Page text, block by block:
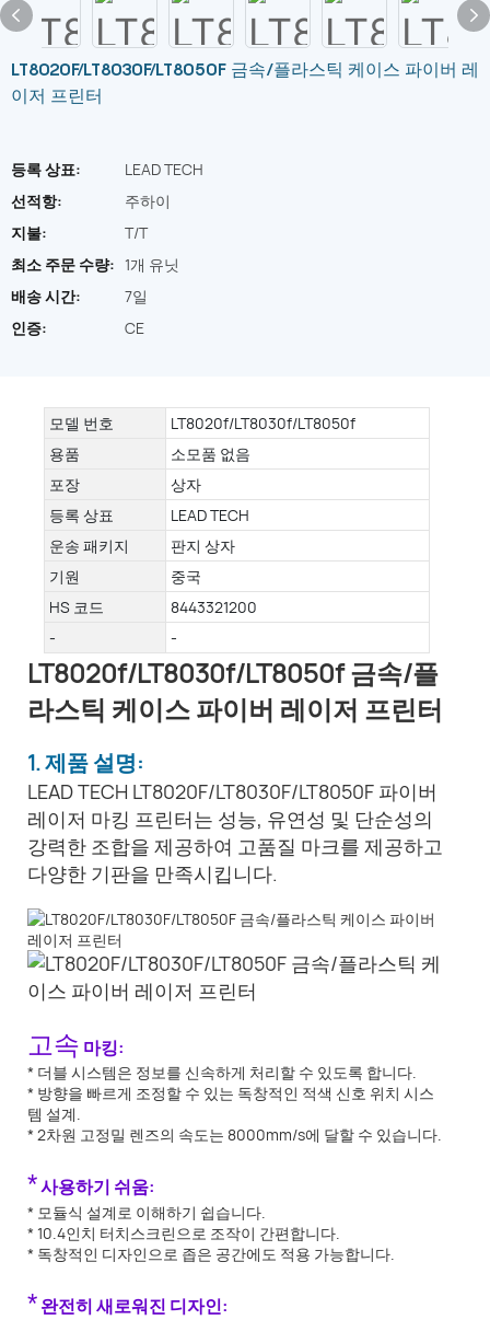
LT8020F/LT8030F/LT8050F 금속/플라스틱 케이스 파이버 레
이저 프린터
등록 상표:
LEAD TECH
선적항:
주하이
지불:
T/T
최소 주문 수량: 1개 유닛
배송 시간:
7일
인증:
CE
모델 번호
LT8020f/LT8030f/LT8050f
용품
소모품 없음
포장
상자
등록 상표
LEAD TECH
운송 패키지
판지 상자
기원
중국
HS 코드
8443321200
-
-
LT8020f/LT8030f/LT8050f 금속/플
라스틱 케이스 파이버 레이저 프린터
1. 제품 설명:
LEAD TECH LT8020F/LT8030F/LT8050F 파이버
레이저 마킹 프린터는 성능, 유연성 및 단순성의
강력한 조합을 제공하여 고품질 마크를 제공하고
다양한 기판을 만족시킵니다.
고속 마킹:
* 더블 시스템은 정보를 신속하게 처리할 수 있도록 합니다.
* 방향을 빠르게 조정할 수 있는 독창적인 적색 신호 위치 시스
템 설계.
* 2차원 고정밀 렌즈의 속도는 8000mm/s에 달할 수 있습니다.
*사용하기 쉬움:
* 모듈식 설계로 이해하기 쉽습니다.
* 10.4인치 터치스크린으로 조작이 간편합니다.
* 독창적인 디자인으로 좁은 공간에도 적용 가능합니다.
*완전히 새로워진 디자인: